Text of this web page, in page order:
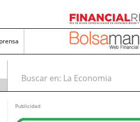
Buscar en:
Publicidad